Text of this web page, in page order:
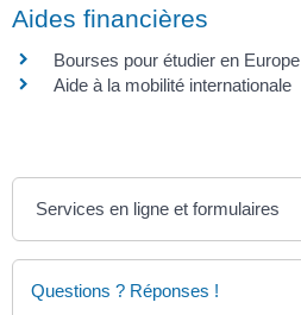
Aides financières
Bourses pour étudier en Europe
Aide à la mobilité internationale
Services en ligne et formulaires
Questions ? Réponses !